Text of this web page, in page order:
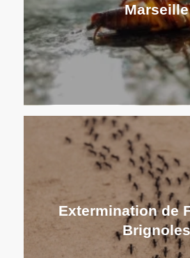
Marseille
Extermination de
Brignoles